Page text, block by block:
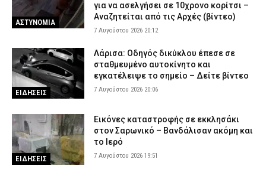
ΑΣΤΥΝΟΜΙΑ
για να ασελγήσει σε 10χρονο κορίτσι –
Αναζητείται από τις Αρχές (βίντεο)
7 Αυγούστου 2026 20:12
ΕΙΔΗΣΕΙΣ
Λάρισα: Οδηγός δικύκλου έπεσε σε
σταθμευμένο αυτοκίνητο και
εγκατέλειψε το σημείο – Δείτε βίντεο
7 Αυγούστου 2026 20:06
ΕΙΔΗΣΕΙΣ
Εικόνες καταστροφής σε εκκλησάκι
στον Σαρωνικό – Βανδάλισαν ακόμη και
το Ιερό
7 Αυγούστου 2026 19:51